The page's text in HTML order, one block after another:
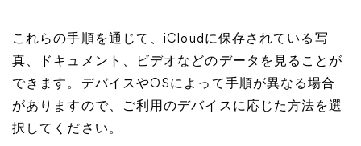
これらの手順を通じて、iCloudに保存されている写
真、ドキュメント、ビデオなどのデータを見ることが
できます。デバイスやOSによって手順が異なる場合
がありますので、ご利用のデバイスに応じた方法を選
択してください。